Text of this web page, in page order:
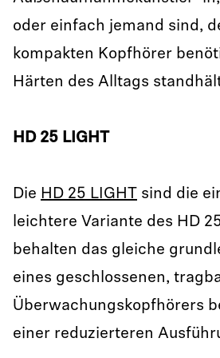
oder einfach jemand sind,
kompakten Kopfhörer
Härten des Alltags
HD 25 LIGHT
Die HD 25 LIGHT sind die
leichtere Variante des HD
behalten das gleiche
eines geschlossenen,
Überwachungskopfhörers
einer reduzierteren